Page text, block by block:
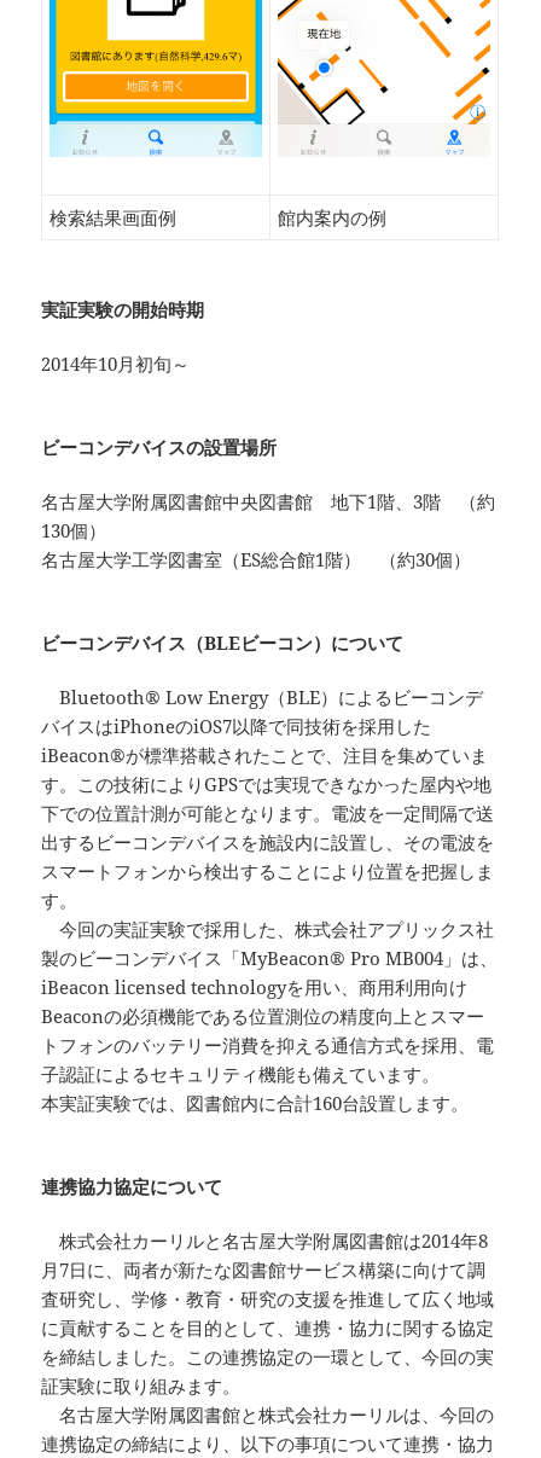
検索結果画面例 館内案内の例
実証実験の開始時期
2014年10月初旬～
ビーコンデバイスの設置場所
名古屋大学附属図書館中央図書館 地下1階、3階 （約
130個）
名古屋大学工学図書室（ES総合館1階） （約30個）
ビーコンデバイス（BLEビーコン）について
Bluetooth® Low Energy（BLE）によるビーコンデ
バイスはiPhoneのiOS7以降で同技術を採用した
iBeacon®が標準搭載されたことで、注目を集めていま
す。この技術によりGPSでは実現できなかった屋内や地
下での位置計測が可能となります。電波を一定間隔で送
出するビーコンデバイスを施設内に設置し、その電波を
スマートフォンから検出することにより位置を把握しま
す。
今回の実証実験で採用した、株式会社アプリックス社
製のビーコンデバイス「MyBeacon® Pro MB004」は、
iBeacon licensed technologyを用い、商用利用向け
Beaconの必須機能である位置測位の精度向上とスマー
トフォンのバッテリー消費を抑える通信方式を採用、電
子認証によるセキュリティ機能も備えています。
本実証実験では、図書館内に合計160台設置します。
連携協力協定について
株式会社カーリルと名古屋大学附属図書館は2014年8
月7日に、両者が新たな図書館サービス構築に向けて調
査研究し、学修・教育・研究の支援を推進して広く地域
に貢献することを目的として、連携・協力に関する協定
を締結しました。この連携協定の一環として、今回の実
証実験に取り組みます。
名古屋大学附属図書館と株式会社カーリルは、今回の
連携協定の締結により、以下の事項について連携・協力